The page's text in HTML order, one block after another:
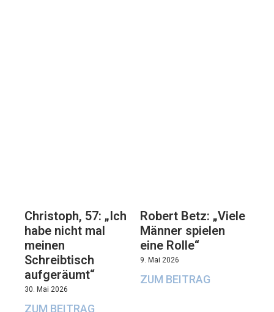
Christoph, 57: „Ich
habe nicht mal
meinen
Schreibtisch
aufgeräumt“
30. Mai 2026
ZUM BEITRAG
Robert Betz: „Viele
Männer spielen
eine Rolle“
9. Mai 2026
ZUM BEITRAG